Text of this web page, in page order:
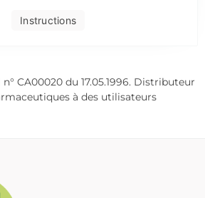
Instructions
CA00020 du 17.05.1996. Distributeur
à des utilisateurs